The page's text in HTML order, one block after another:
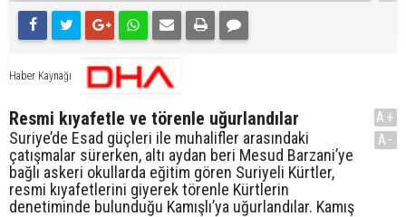
Haber Kaynağı
Resmi kıyafetle ve törenle uğurlandılar
Suriye’de Esad güçleri ile muhalifler arasındaki
çatışmalar sürerken, altı aydan beri Mesud Barzani’ye
bağlı askeri okullarda eğitim gören Suriyeli Kürtler,
resmi kıyafetlerini giyerek törenle Kürtlerin
denetiminde bulunduğu Kamışlı’ya uğurlandılar. Kamış
A+
A-